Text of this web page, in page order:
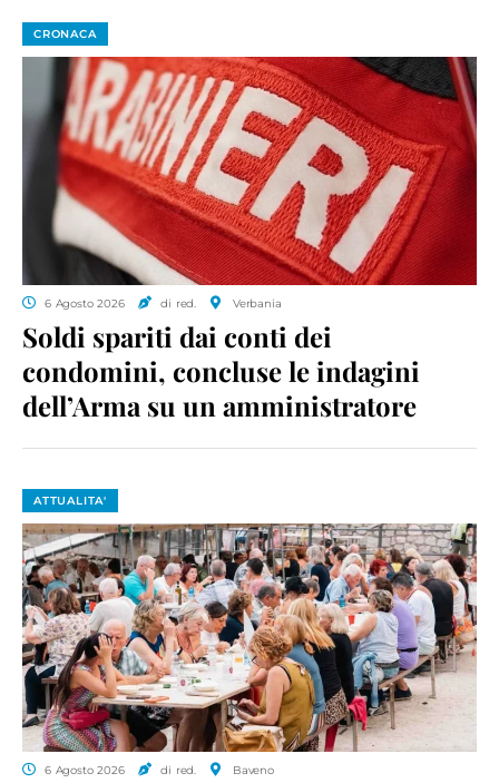
CRONACA
6 Agosto 2026 di red. Verbania
Soldi spariti dai conti dei
condomini, concluse le indagini
dell’Arma su un amministratore
ATTUALITA'
6 Agosto 2026 di red. Baveno